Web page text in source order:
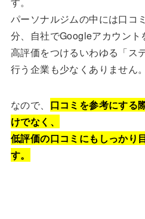
パーソナルジムの中には口コ
分、自社でGoogleアカウント
高評価をつけるいわゆる「ス
行う企業も少なくありません。
なので、 口コミを参考にする
けでなく、
低評価の口コミにもしっかり
す。